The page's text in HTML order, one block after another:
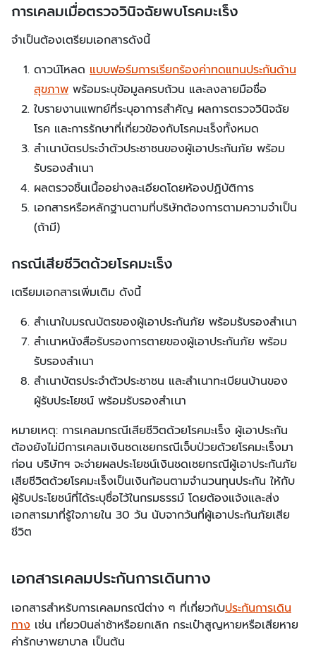
การเคลมเมื่อตรวจวินิจฉัยพบโรคมะเร็ง
จำเป็นต้องเตรียมเอกสารดังนี้
ดาวน์โหลด แบบฟอร์มการเรียกร้องค่าทดแทนประกันด้าน
สุขภาพ พร้อมระบุข้อมูลครบถ้วน และลงลายมือชื่อ
ใบรายงานแพทย์ที่ระบุอาการสำคัญ ผลการตรวจวินิจฉัย
โรค และการรักษาที่เกี่ยวข้องกับโรคมะเร็งทั้งหมด
สำเนาบัตรประจำตัวประชาชนของผู้เอาประกันภัย พร้อม
รับรองสำเนา
ผลตรวจชิ้นเนื้ออย่างละเอียดโดยห้องปฏิบัติการ
เอกสารหรือหลักฐานตามที่บริษัทต้องการตามความจำเป็น
(ถ้ามี)
กรณีเสียชีวิตด้วยโรคมะเร็ง
เตรียมเอกสารเพิ่มเติม ดังนี้
สำเนาใบมรณบัตรของผู้เอาประกันภัย พร้อมรับรองสำเนา
สำเนาหนังสือรับรองการตายของผู้เอาประกันภัย พร้อม
รับรองสำเนา
สำเนาบัตรประจำตัวประชาชน และสำเนาทะเบียนบ้านของ
ผู้รับประโยชน์ พร้อมรับรองสำเนา
หมายเหตุ: การเคลมกรณีเสียชีวิตด้วยโรคมะเร็ง ผู้เอาประกัน
ต้องยังไม่มีการเคลมเงินชดเชยกรณีเจ็บป่วยด้วยโรคมะเร็งมา
ก่อน บริษัทฯ จะจ่ายผลประโยชน์เงินชดเชยกรณีผู้เอาประกันภัย
เสียชีวิตด้วยโรคมะเร็งเป็นเงินก้อนตามจำนวนทุนประกัน ให้กับ
ผู้รับประโยชน์ที่ได้ระบุชื่อไว้ในกรมธรรม์ โดยต้องแจ้งและส่ง
เอกสารมาที่รู้ใจภายใน 30 วัน นับจากวันที่ผู้เอาประกันภัยเสีย
ชีวิต
เอกสารเคลมประกันการเดินทาง
เอกสารสำหรับการเคลมกรณีต่าง ๆ ที่เกี่ยวกับประกันการเดิน
ทาง เช่น เที่ยวบินล่าช้าหรือยกเลิก กระเป๋าสูญหายหรือเสียหาย
ค่ารักษาพยาบาล เป็นต้น